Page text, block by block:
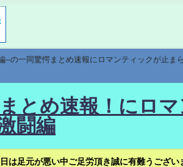
の一同驚愕まとめ速報にロマンティックが止ま
とめ速報！にロマ
闘編
足元が悪い中ご足労頂き誠に有難うござい